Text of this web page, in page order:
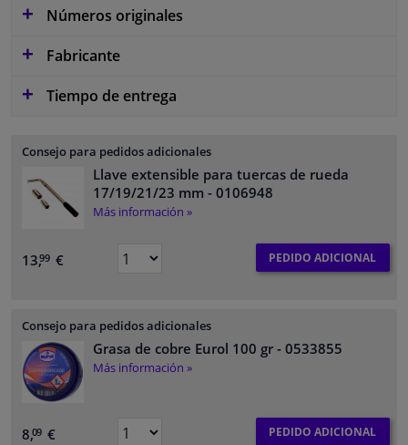
Números originales
Fabricante
Tiempo de entrega
Consejo para pedidos adicionales
Llave extensible para tuercas de rueda
17/19/21/23 mm - 0106948
Más información »
13,99 € PEDIDO ADICIONAL
Consejo para pedidos adicionales
Grasa de cobre Eurol 100 gr - 0533855
Más información »
8,09 € PEDIDO ADICIONAL